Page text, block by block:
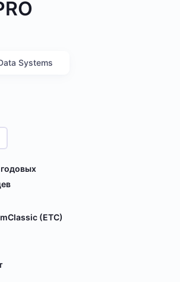
Systems
(ETC)